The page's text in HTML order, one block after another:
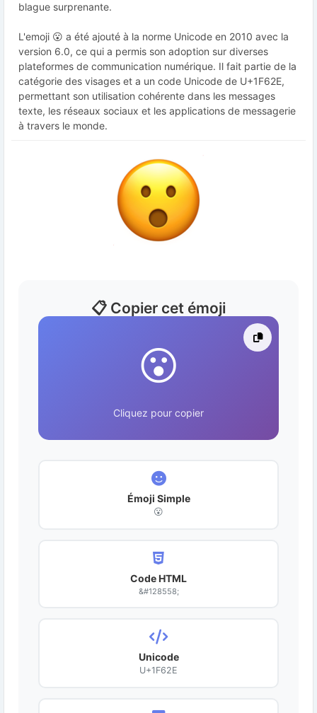
blague surprenante.
L'emoji 😮 a été ajouté à la norme Unicode en 2010 avec la
version 6.0, ce qui a permis son adoption sur diverses
plateformes de communication numérique. Il fait partie de la
catégorie des visages et a un code Unicode de U+1F62E,
permettant son utilisation cohérente dans les messages
texte, les réseaux sociaux et les applications de messagerie
à travers le monde.
📋 Copier cet émoji
😮
Cliquez pour copier
Émoji Simple
😮
Code HTML
&#128558;
Unicode
U+1F62E